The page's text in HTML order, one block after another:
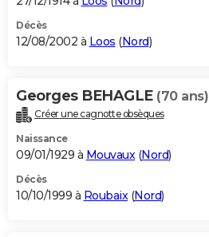
Décès
12/08/2002 à Loos (Nord)
Georges BEHAGLE (70 ans)
Créer une cagnotte obsèques
Naissance
09/01/1929 à Mouvaux(Nord)
Décès
10/10/1999 à Roubaix(Nord)